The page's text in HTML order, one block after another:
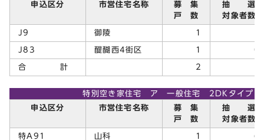
申込区分
市営住宅名称
募 集
戸 数
抽 選
対象者数
J9 御陵 1
J83 醍醐西4街区 1 0
合 計 2
特別空き家住宅 ア 一般住宅 2DKタイプ
申込区分
市営住宅名称
募 集
戸 数
抽 選
対象者数
特A91 山科 1 6